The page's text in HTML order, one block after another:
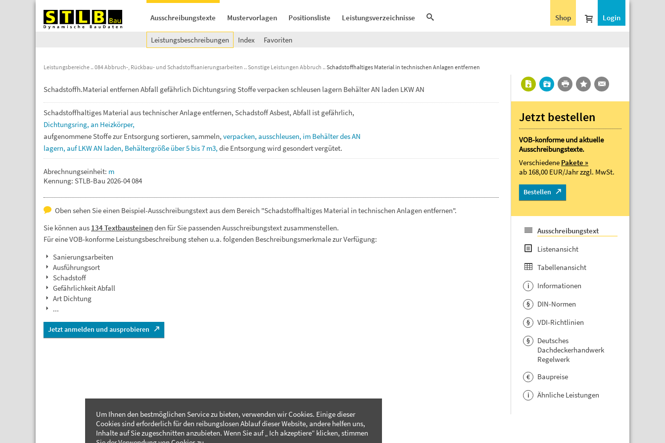
Ausschreibungstexte Mustervorlagen Positionsliste Leistungsverzeichnisse Login
Shop
Leistungsbeschreibungen Index Favoriten
Leistungsbereiche 084 Abbruch-, Rückbau- und Schadstoffsanierungsarbeiten Sonstige Leistungen Abbruch Schadstoffhaltiges Material in technischen Anlagen entfernen
Schadstoffh.Material entfernen Abfall gefährlich Dichtungsring Stoffe verpacken schleusen lagern Behälter AN laden LKW AN
Schadstoffhaltiges MaterialaustechnischerAnlageentfernen, SchadstoffAsbest, Abfall ist gefährlich,
Dichtungsring, an Heizkörper,
aufgenommeneStoffezurEntsorgungsortieren, sammeln, verpacken, ausschleusen, im BehälterdesAN
lagern, aufLKWAN laden, Behältergröße über5 bis7 m3, die Entsorgungwird gesondertvergütet.
Abrechnungseinheit: m
Kennung: STLB-Bau 2026-04 084
Oben sehen Sie einen Beispiel-Ausschreibungstext aus dem Bereich "Schadstoffhaltiges Material in technischen Anlagen entfernen".
Sie können aus 134 Textbausteinenden für Sie passenden Ausschreibungstext zusammenstellen.
Für eine VOB-konforme Leistungsbeschreibung stehen u.a. folgenden Beschreibungsmerkmale zur Verfügung:
Sanierungsarbeiten
Ausführungsort
Schadstoff
Gefährlichkeit Abfall
Art Dichtung
...
Jetzt anmelden und ausprobieren
Jetzt bestellen
VOB-konforme und aktuelle
Ausschreibungstexte.
Verschiedene Pakete »
ab 168,00 EUR/Jahrzzgl. MwSt.
Bestellen
Ausschreibungstext
Listenansicht
Tabellenansicht
i Informationen
§ DIN-Normen
§ VDI-Richtlinien
§
Deutsches
Dachdeckerhandwerk
Regelwerk
€ Baupreise
i Ähnliche Leistungen
Um Ihnen den bestmöglichen Service zu bieten, verwenden wir Cookies. Einige dieser
Cookies sind erforderlich für den reibungslosen Ablauf dieser Website, andere helfen uns,
Inhalte auf Sie zugeschnitten anzubieten. Wenn Sie auf „ Ich akzeptiere“ klicken, stimmen